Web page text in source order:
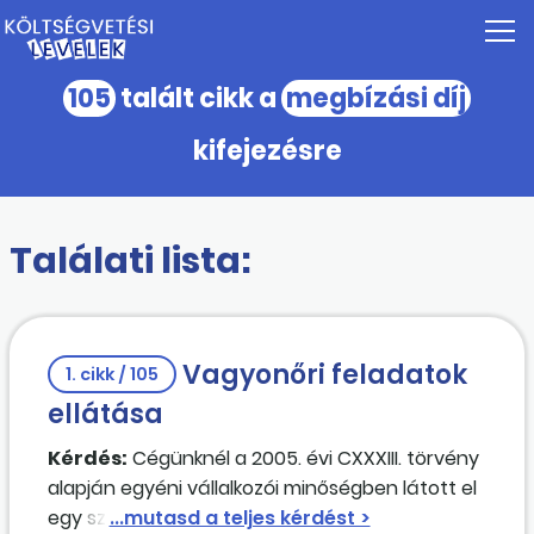
105 talált cikk a megbízási díj
kifejezésre
Találati lista:
1. cikk / 105
Vagyonőri feladatok
ellátása
Kérdés: Cégünknél a 2005. évi CXXXIII. törvény
alapján egyéni vállalkozói minőségben látott el
egy személy vagyonőri feladatokat. A